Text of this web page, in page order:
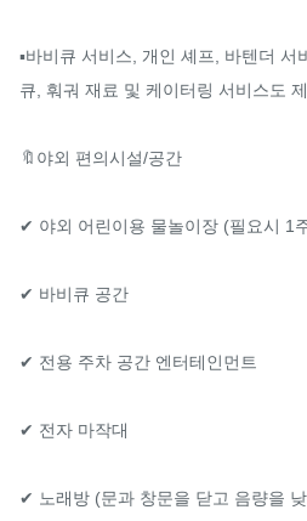
▪️바비큐 서비스, 개인 셰프, 바텐더 서
큐, 훠궈 재료 및 케이터링 서비스도
🔖야외 편의시설/공간
✔ 야외 어린이용 물놀이장 (필요시 1
✔ 바비큐 공간
✔ 전용 주차 공간 엔터테인먼트
✔ 전자 마작대
✔ 노래방 (문과 창문을 닫고 음량을